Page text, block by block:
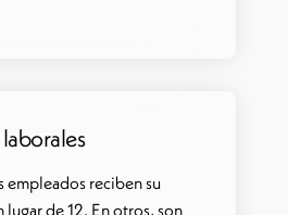
empleados reciben su
lugar de 12. En otros, son